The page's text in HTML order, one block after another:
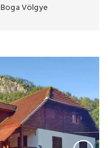
Boga Völgye